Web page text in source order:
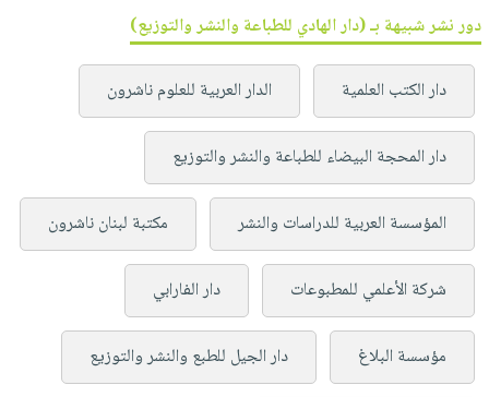
دور نشر شبيهة بـ (دار الهادي للطباعة والنشر والتوزيع)
دار الكتب العلمية الدار العربية للعلوم ناشرون
دار المحجة البيضاء للطباعة والنشر والتوزيع
المؤسسة العربية للدراسات والنشر مكتبة لبنان ناشرون
شركة الأعلمي للمطبوعات دار الفارابي
مؤسسة البلاغ دار الجيل للطبع والنشر والتوزيع